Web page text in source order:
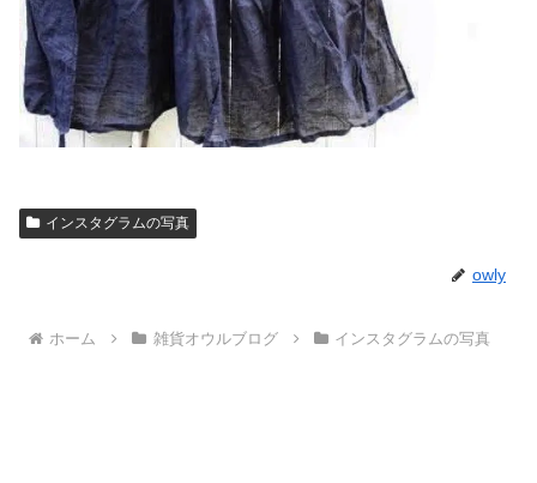
インスタグラムの写真
owly
ホーム 雑貨オウルブログ インスタグラムの写真